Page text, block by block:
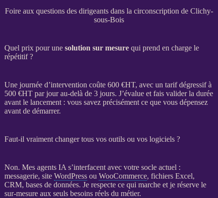
Foire aux questions des dirigeants dans la circonscription de Clichy-
sous-Bois
Quel prix pour une solution sur mesurequi prend en charge le
répétitif ?
Une journée d’intervention coûte 600 €HT, avec un tarif dégressif à
500 €HTpar jour au-delà de 3 jours. J’évalue et fais valider la durée
avant le lancement : vous savez précisément ce que vous dépensez
avant de démarrer.
Faut-il vraiment changer tous vos outils ou vos logiciels ?
Non. Mes agents IA s’interfacent avec votre socle actuel :
messagerie, site WordPressou WooCommerce, fichiers Excel,
CRM, bases de données. Je respecte ce qui marche et je réserve le
sur-mesure aux seuls besoins réels du métier.